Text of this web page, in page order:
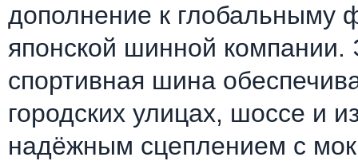
дополнение к глобальныму
японской шинной компании.
спортивная шина
городских улицах, шоссе и
надёжным сцеплением с